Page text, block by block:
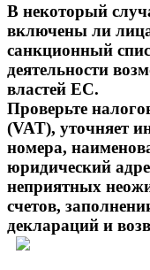
В некоторый
включены ли
санкционный
деятельности
властей ЕС.
Проверьте
(VAT), уточняет
номера,
юридический
неприятных
счетов,
деклараций и